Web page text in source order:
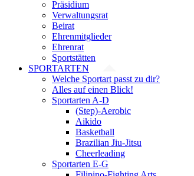
Präsidium
Verwaltungsrat
Beirat
Ehrenmitglieder
Ehrenrat
Sportstätten
SPORTARTEN
Welche Sportart passt zu dir?
Alles auf einen Blick!
Sportarten A-D
(Step)-Aerobic
Aikido
Basketball
Brazilian Jiu-Jitsu
Cheerleading
Sportarten E-G